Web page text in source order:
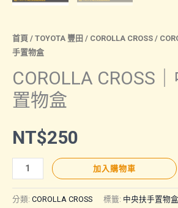
首頁 / TOYOTA 豐田 / COROLLA CROSS /
手置物盒
COROLLA CROSS
置物盒
NT$250
COROLLA
CROSS
｜
加入購物車
分類: COROLLA CROSS 標籤: 中央扶手置物盒